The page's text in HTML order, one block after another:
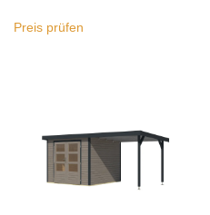
Preis prüfen